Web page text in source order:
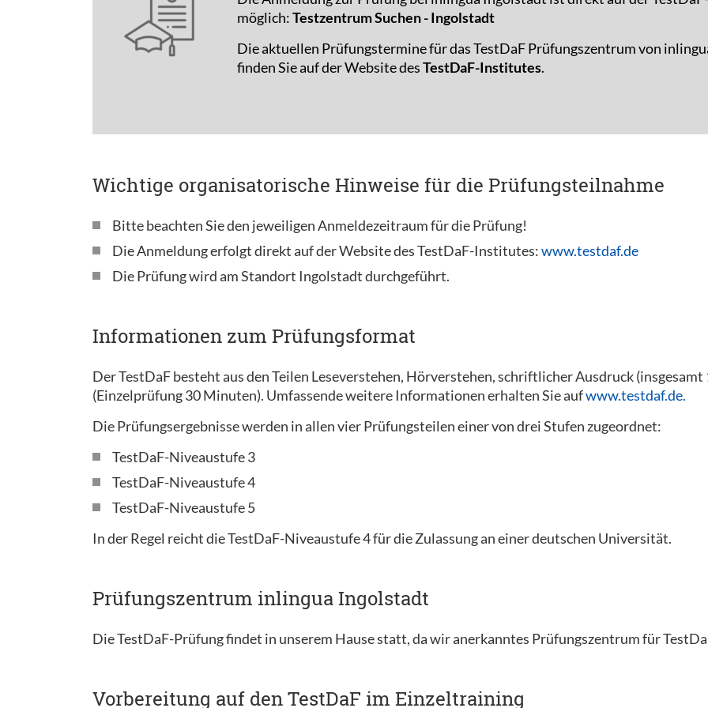
möglich:Testzentrum Suchen - Ingolstadt
Die aktuellen Prüfungstermine für das TestDaF Prüfungszentrum von
finden Sie auf der Website desTestDaF-Institutes.
Wichtige organisatorische Hinweise für die Prüfungsteilnahme
Bitte beachten Sie den jeweiligen Anmeldezeitraum für die Prüfung!
Die Anmeldung erfolgt direkt auf der Website des TestDaF-Institutes:www.testdaf.de
Die Prüfung wird am Standort Ingolstadt durchgeführt.
Informationen zum Prüfungsformat
Der TestDaF besteht aus den Teilen Leseverstehen, Hörverstehen, schriftlicher Ausdruck
(Einzelprüfung 30 Minuten). Umfassende weitere Informationen erhalten Sie aufwww.testdaf.de.
Die Prüfungsergebnisse werden in allen vier Prüfungsteilen einer von drei Stufen zugeordnet:
TestDaF-Niveaustufe 3
TestDaF-Niveaustufe 4
TestDaF-Niveaustufe 5
In der Regel reicht die TestDaF-Niveaustufe 4 für die Zulassung an einer deutschen Universität.
Prüfungszentrum inlingua Ingolstadt
Die TestDaF-Prüfung findet in unserem Hause statt, da wir anerkanntes Prüfungszentrum für
Vorbereitung auf den TestDaF im Einzeltraining